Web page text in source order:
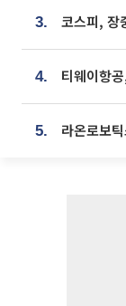
3.
4.
5.